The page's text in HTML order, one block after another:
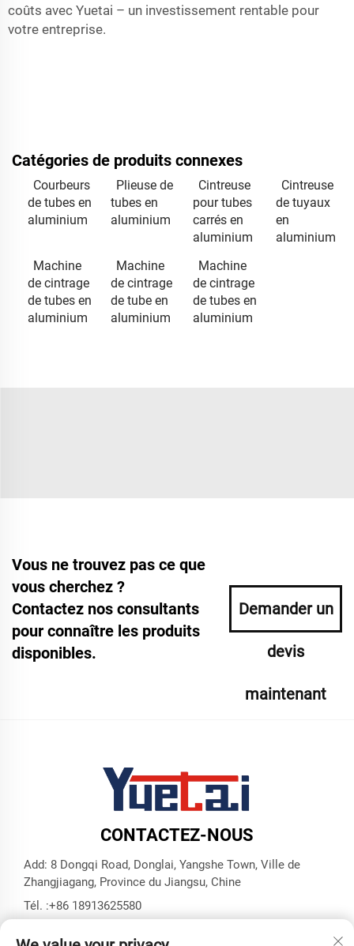
coûts avec Yuetai – un investissement rentable pour
votre entreprise.
Catégories de produits connexes
Courbeurs
de tubes en
aluminium
Plieuse de
tubes en
aluminium
Cintreuse
pour tubes
carrés en
aluminium
Cintreuse
de tuyaux
en
aluminium
Machine
de cintrage
de tubes en
aluminium
Machine
de cintrage
de tube en
aluminium
Machine
de cintrage
de tubes en
aluminium
Vous ne trouvez pas ce que
vous cherchez ?
Contactez nos consultants
pour connaître les produits
disponibles.
Demander un
devis
maintenant
CONTACTEZ-NOUS
Add: 8 Dongqi Road, Donglai, Yangshe Town, Ville de
Zhangjiagang, Province du Jiangsu, Chine
Tél. :+86 18913625580